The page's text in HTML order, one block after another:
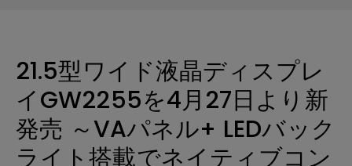
21.5型ワイド液晶ディスプレ
イGW2255を4月27日より新
発売 ～VAパネル+ LEDバック
ライト搭載でネイティブコン